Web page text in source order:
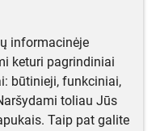
informacinėje
keturi pagrindiniai
būtinieji, funkciniai,
toliau Jūs
Taip pat galite